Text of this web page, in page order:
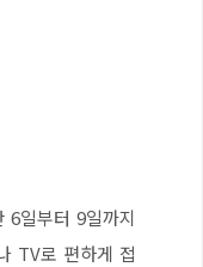
6일부터 9일까지
TV로 편하게 접